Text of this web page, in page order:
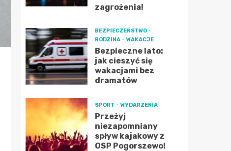
zagrożenia!
BEZPIECZEŃSTWO
RODZINA
WAKACJE
Bezpieczne lato:
jak cieszyć się
wakacjami bez
dramatów
SPORT WYDARZENIA
Przeżyj
niezapomniany
spływ kajakowy z
OSP Pogorszewo!